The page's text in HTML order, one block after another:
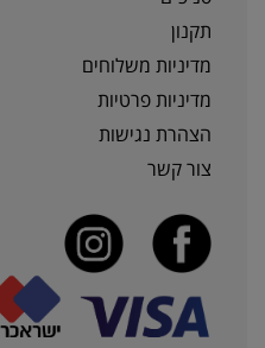
תקנון
מדיניות משלוחים
מדיניות פרטיות
הצהרת נגישות
צור קשר